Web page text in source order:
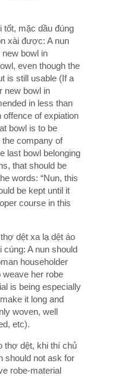
tốt, mặc dầu đúng
xài được: A nun
bowl in
even though the
is still usable (If a
new bowl in
in less than
of expiation
bowl is to be
the company of
last bowl belonging
that should be
words: “Nun, this
be kept until it
course in this
dệt xa lạ dệt áo
A nun should
householder
weave her robe
is being especially
it long and
woven, well
etc).
thợ dệt, khi thí chủ
should not ask for
robe-material